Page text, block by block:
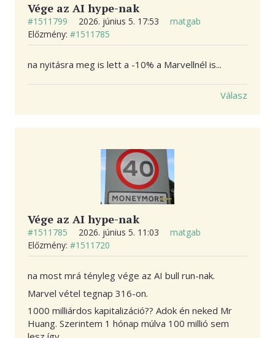
Vége az AI hype-nak
#1511799 2026. június 5. 17:53
matgab
Előzmény: #1511785
na nyitásra meg is lett a -10% a Marvellnél is...
Válasz
Vége az AI hype-nak
#1511785 2026. június 5. 11:03
matgab
Előzmény: #1511720
na most mrá tényleg vége az AI bull run-nak.
Marvel vétel tegnap 316-on.
1000 milliárdos kapitalizáció?? Adok én neked Mr
Huang. Szerintem 1 hónap múlva 100 millió sem